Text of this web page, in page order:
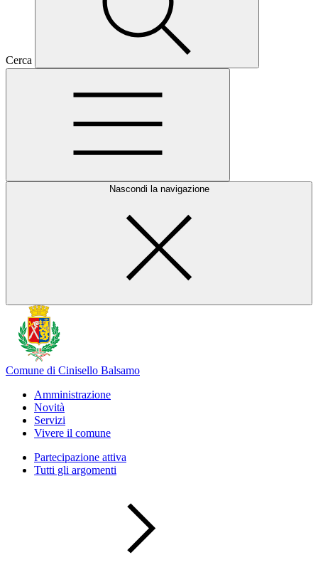
Cerca
Nascondi la navigazione
Comune di Cinisello Balsamo
Amministrazione
Novità
Servizi
Vivere il comune
Partecipazione attiva
Tutti gli argomenti